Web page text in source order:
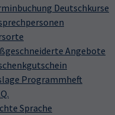
Deutschkurse
Angebote
Programmheft
Sprache